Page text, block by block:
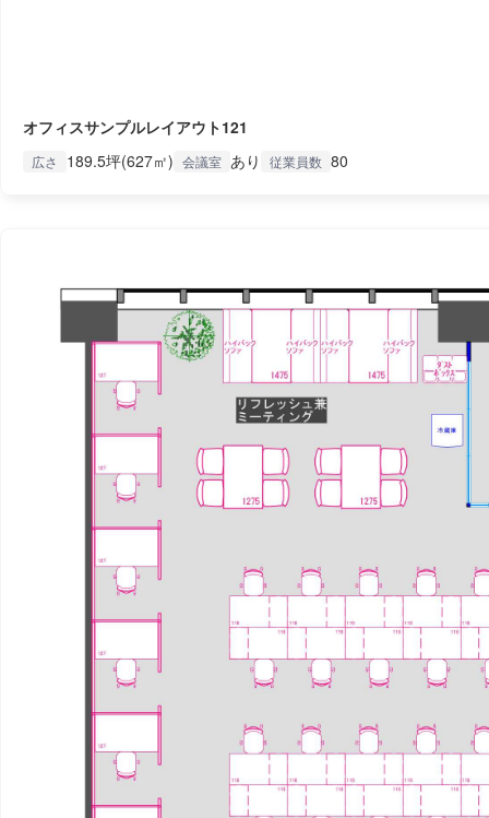
オフィスサンプルレイアウト121
広さ 189.5坪(627㎡) 会議室 あり 従業員数 80